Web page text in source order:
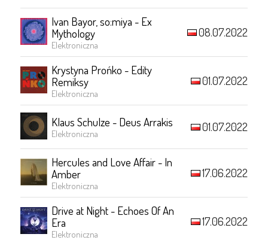
Ivan Bayor, so:miya - Ex
Mythology
Elektroniczna
08.07.2022
Krystyna Prońko - Edity
Remiksy
Elektroniczna
01.07.2022
Klaus Schulze - Deus Arrakis
Elektroniczna 01.07.2022
Hercules and Love Affair - In
Amber
Elektroniczna
17.06.2022
Drive at Night - Echoes Of An
Era
Elektroniczna
17.06.2022